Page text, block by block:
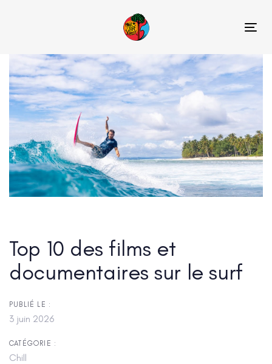
Top 10 des films et
documentaires sur le surf
PUBLIÉ LE :
3 juin 2026
CATÉGORIE :
Chill